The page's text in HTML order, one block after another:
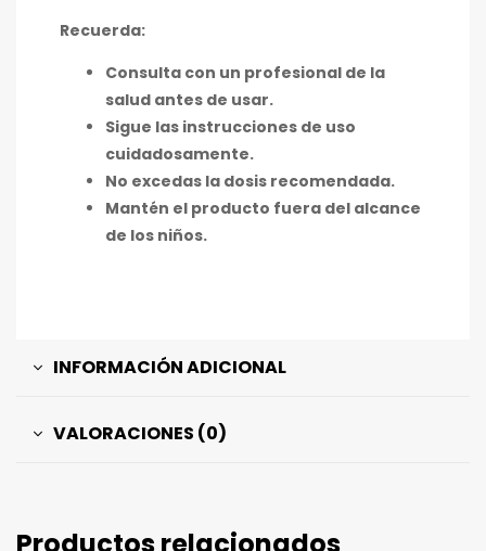
Recuerda:
Consulta con un profesional de la
salud antes de usar.
Sigue las instrucciones de uso
cuidadosamente.
No excedas la dosis recomendada.
Mantén el producto fuera del alcance
de los niños.
INFORMACIÓN ADICIONAL
VALORACIONES (0)